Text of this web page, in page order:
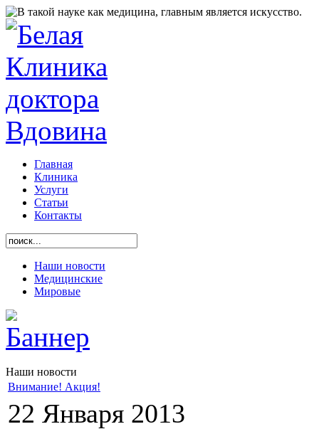
Главная
Клиника
Услуги
Статьи
Контакты
Наши новости
Медицинские
Мировые
Наши новости
Внимание! Акция!
22 Января 2013